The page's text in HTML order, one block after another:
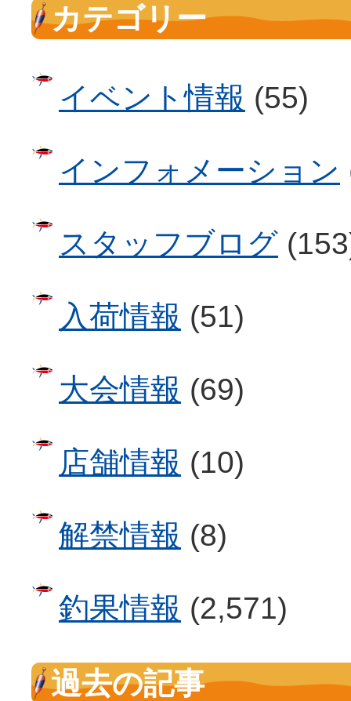
カテゴリー
イベント情報 (55)
インフォメーション
スタッフブログ
入荷情報 (51)
大会情報 (69)
店舗情報 (10)
解禁情報 (8)
釣果情報 (2,571)
過去の記事